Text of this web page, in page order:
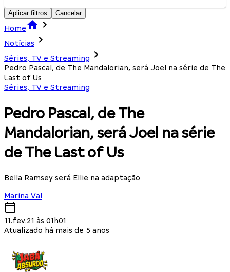
Aplicar filtros Cancelar
Home
Notícias
Séries, TV e Streaming
Pedro Pascal, de The Mandalorian, será Joel na série de The
Last of Us
Séries, TV e Streaming
Pedro Pascal, de The
Mandalorian, será Joel na série
de The Last of Us
Bella Ramsey será Ellie na adaptação
Marina Val
11.fev.21 às 01h01
Atualizado há mais de 5 anos